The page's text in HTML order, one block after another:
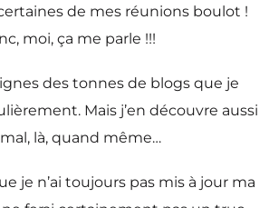
de mes réunions boulot !
moi, ça me parle !!!
des tonnes de blogs que je
Mais j’en découvre aussi
là, quand même…
je n’ai toujours pas mis à jour ma